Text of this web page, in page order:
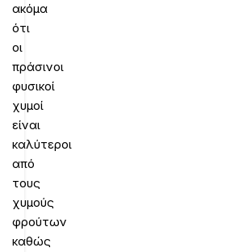
ακόμα
ότι
οι
πράσινοι
φυσικοί
χυμοί
είναι
καλύτεροι
από
τους
χυμούς
φρούτων
καθώς